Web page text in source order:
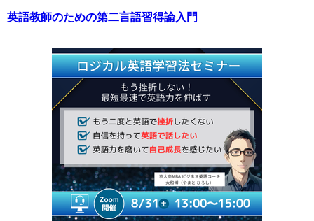
英語教師のための第二言語習得論入門